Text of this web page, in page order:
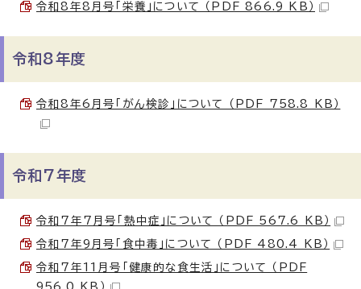
令和8年8月号「栄養」について （PDF 866.9 KB）
令和8年度
令和8年6月号「がん検診」について （PDF 758.8 KB）
令和7年度
令和7年7月号「熱中症」について （PDF 567.6 KB）
令和7年9月号「食中毒」について （PDF 480.4 KB）
令和7年11月号「健康的な食生活」について （PDF
956.0 KB）